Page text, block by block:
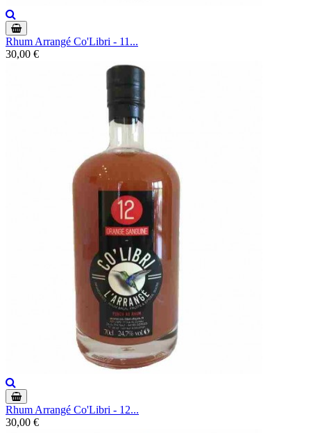
Rhum Arrangé Co'Libri - 11...
30,00 €
Rhum Arrangé Co'Libri - 12...
30,00 €